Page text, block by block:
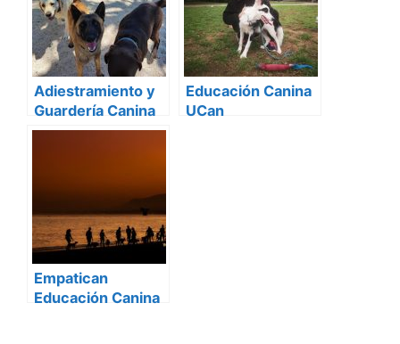
Adiestramiento y
Guardería Canina
Lesacan
Educación Canina
UCan
Empatican
Educación Canina